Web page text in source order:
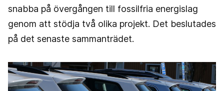
snabba på övergången till fossilfria energislag
genom att stödja två olika projekt. Det beslutades
på det senaste sammanträdet.